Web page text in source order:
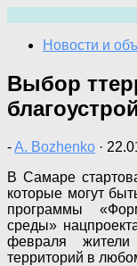
содержимому
Новости и
Выбор
-A. Bozhenko ·
В Самаре
которые могут
программы
среды»
февраля
территорий в